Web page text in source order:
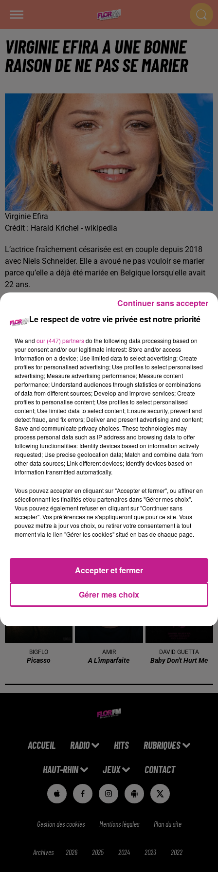
VIRGINIE EFIRA A UNE BONNE
RAISON DE NE PAS SE MARIER
Virginie Efira
Crédit : Harald Krichel - wikipedia
L’actrice fraîchement césarisée est en couple depuis 2018
avec Niels Schneider. Elle a avoué ne pas vouloir se marier
parce qu’elle a déjà été mariée en Belgique lorsqu'elle avait
22 ans.
Depuis, pour Virginie Efira, l’amour ne doit pas forcément
Un choix qu’elle doit certainement à l’éducation donnée par
son père, qui lui a inculqué « l’idée d’être une femme
indépendante qui ne dépendait pas des hommes ».
TITRES DIFFUSÉS Voir plus
14h13
14h13
DJ YOUCEF
La Vie
14h11
14h11
AMEL BENT
L'amour, Ca Se Donne
14h07
14h07
14h03
14h03
TEDDY SWIMS
14h00
14h00
SONNY FODERA
All This Time
13h56
13h56
WESTLIFE
BIGFLO
Picasso
AMIR
A L'imparfaite
DAVID GUETTA
Baby Don't Hurt Me
ACCUEIL RADIO HITS RUBRIQUES
HAUT-RHIN JEUX CONTACT
Gestion des cookies Mentions légales Plan du site
Archives 2026 2025 2024 2023 2022
Le respect de votre vie privée est notre priorité
We and our (447) partnersdo the following data processing based on
your consent and/or our legitimate interest: Store and/or access
information on a device; Use limited data to select advertising; Create
profiles for personalised advertising; Use profiles to select personalised
advertising; Measure advertising performance; Measure content
performance; Understand audiences through statistics or combinations
of data from different sources; Develop and improve services; Create
profiles to personalise content; Use profiles to select personalised
content; Use limited data to select content; Ensure security, prevent and
detect fraud, and fix errors; Deliver and present advertising and content;
Save and communicate privacy choices. These technologies may
process personal data such as IP address and browsing data to offer
following functionalities: Identify devices based on information actively
requested; Use precise geolocation data; Match and combine data from
other data sources; Link different devices; Identify devices based on
information transmitted automatically.
Vous pouvez accepter en cliquant sur "Accepter et fermer", ou affiner en
sélectionnant les finalités et/ou partenaires dans "Gérer mes choix".
Vous pouvez également refuser en cliquant sur "Continuer sans
accepter". Vos préférences ne s'appliqueront que pour ce site. Vous
pouvez mettre à jour vos choix, ou retirer votre consentement à tout
moment via le lien "Gérer les cookies" situé en bas de chaque page.
Gérer mes choix
Accepter et fermer
Continuer sans accepter